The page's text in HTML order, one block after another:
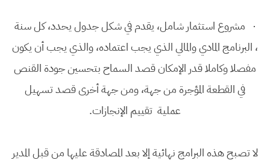
· مشروع استثمار شامل، يقدم في شكل جدول يحدد، كل سنة
، البرنامج المادي والمالي الذي يجب اعتماده، والذي يجب أن يكون
مفصلا وكاملا قدر الإمكان قصد السماح بتحسين جودة القنص
في القطعة المؤجرة من جهة، ومن جهة أخرى قصد تسهيل
عملية تقييم الإنجازات.
لا تصبح هذه البرامج نهائية إلا بعد المصادقة عليها من قبل المدير